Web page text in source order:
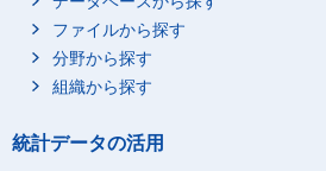
ファイルから探す
分野から探す
組織から探す
統計データの活用